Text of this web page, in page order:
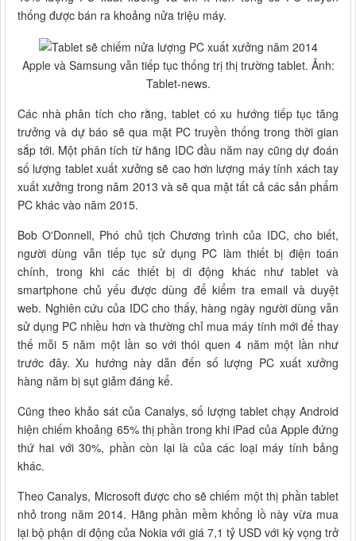
thống được bán ra khoảng nửa triệu máy.
Apple và Samsung vẫn tiếp tục thống trị thị trường tablet. Ảnh:
Tablet-news.
Các nhà phân tích cho rằng, tablet có xu hướng tiếp tục tăng
trưởng và dự báo sẽ qua mặt PC truyền thống trong thời gian
sắp tới. Một phân tích từ hãng IDC đầu năm nay cũng dự đoán
số lượng tablet xuất xưởng sẽ cao hơn lượng máy tính xách tay
xuất xưởng trong năm 2013 và sẽ qua mặt tất cả các sản phẩm
PC khác vào năm 2015.
Bob O'Donnell, Phó chủ tịch Chương trình của IDC, cho biết,
người dùng vẫn tiếp tục sử dụng PC làm thiết bị điện toán
chính, trong khi các thiết bị di động khác như tablet và
smartphone chủ yếu được dùng để kiểm tra email và duyệt
web. Nghiên cứu của IDC cho thấy, hàng ngày người dùng vẫn
sử dụng PC nhiều hơn và thường chỉ mua máy tính mới để thay
thế mỗi 5 năm một lần so với thói quen 4 năm một lần như
trước đây. Xu hướng này dẫn đến số lượng PC xuất xưởng
hàng năm bị sụt giảm đáng kể.
Cũng theo khảo sát của Canalys, số lượng tablet chạy Android
hiện chiếm khoảng 65% thị phần trong khi iPad của Apple đứng
thứ hai với 30%, phần còn lại là của các loại máy tính bảng
khác.
Theo Canalys, Microsoft được cho sẽ chiếm một thị phần tablet
nhỏ trong năm 2014. Hãng phần mềm khổng lồ này vừa mua
lại bộ phận di động của Nokia với giá 7,1 tỷ USD với kỳ vọng trở